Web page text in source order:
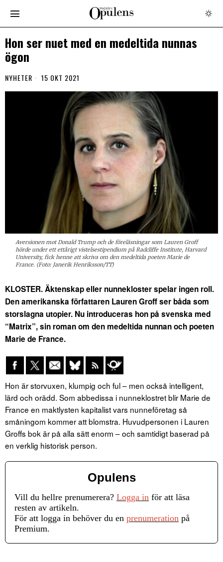
Hon ser nuet med en medeltida nunnas
ögon
NYHETER 15 OKT 2021
Aversionen mot Donald Trump och de föreläsningar som Lauren Groff
hörde under ett ettårigt vistelsestipendium på Radcliffe Institute, Harvard
University, fick henne att skriva om den medeltida poeten Marie de
France. (Foto: Janerik Henriksson/TT)
KLOSTER. Äktenskap eller nunnekloster spelar ingen roll.
Den amerikanska författaren Lauren Groff ser båda som
storslagna utopier. Nu introduceras hon på svenska med
“Matrix”, sin roman om den medeltida nunnan och poeten
Marie de France.
Hon är storvuxen, klumpig och ful – men också intelligent,
lärd och orädd. Som abbedissa i nunneklostret blir Marie de
France en maktlysten kapitalist vars nunneföretag så
småningom kommer att blomstra. Huvudpersonen i Lauren
Groffs bok är på alla sätt enorm – och samtidigt baserad på
en verklig historisk person.
Opulens
Vill du hellre prenumerera? Logga in för att läsa
resten av artikeln.
För att logga in behöver du en prenumeration på
Premium.